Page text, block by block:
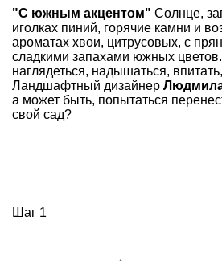
"С южным акцентом" Солнце,
иголках пиний, горячие камни и
ароматах хвои, цитрусовых, с
сладкими запахами южных
наглядеться, надышаться,
Ландшафтный дизайнер
а может быть, попытаться
свой сад?
Шаг 1